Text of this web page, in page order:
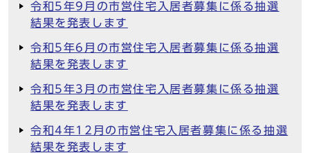
令和5年9月の市営住宅入居者募集に係る抽選
結果を発表します
令和5年6月の市営住宅入居者募集に係る抽選
結果を発表します
令和5年3月の市営住宅入居者募集に係る抽選
結果を発表します
令和4年12月の市営住宅入居者募集に係る抽選
結果を発表します